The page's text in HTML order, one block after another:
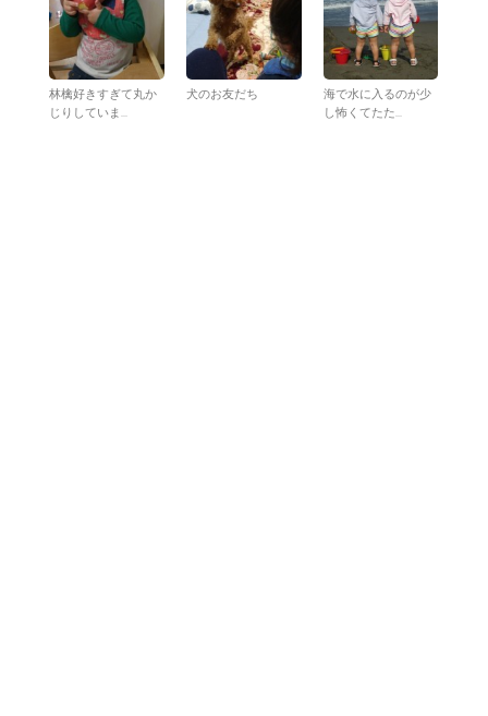
林檎好きすぎて丸か
じりしていま...
犬のお友だち
海で水に入るのが少
し怖くてたた...